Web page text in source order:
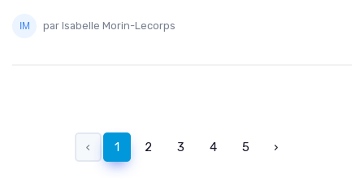
par Isabelle Morin-Lecorps
‹ 1 2 3 4 5 ›